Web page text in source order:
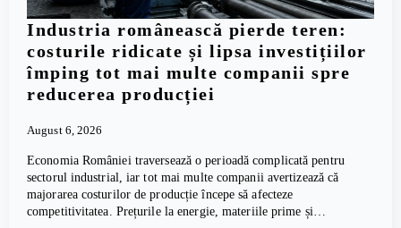
Industria românească pierde teren:
costurile ridicate și lipsa investițiilor
împing tot mai multe companii spre
reducerea producției
August 6, 2026
Economia României traversează o perioadă complicată pentru
sectorul industrial, iar tot mai multe companii avertizează că
majorarea costurilor de producție începe să afecteze
competitivitatea. Prețurile la energie, materiile prime și…